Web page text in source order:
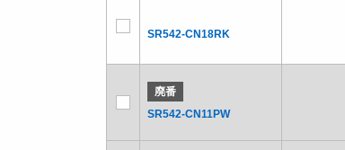
SR542-CN18RK
廃番
SR542-CN11PW